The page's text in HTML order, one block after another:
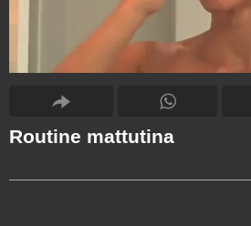
Routine mattutina